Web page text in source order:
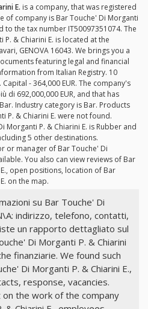
E. is a company, that was registered
of company is Bar Touche' Di Morganti
to the tax number IT50097351074. The
& Chiarini E. is located at the
GENOVA 16043. We brings you a
featuring legal and financial
from Italian Registry. 10
- 364,000 EUR. The company's
di 692,000,000 EUR, and that has
Industry category is Bar. Products
P. & Chiarini E. were not found.
Morganti P. & Chiarini E. is Rubber and
5 other destinations.
or manager of Bar Touche' Di
You also can view reviews of Bar
open positions, location of Bar
on the map.
su Bar Touche' Di
indirizzo, telefono, contatti,
un rapporto dettagliato sul
Di Morganti P. & Chiarini
finanziarie. We found such
Di Morganti P. & Chiarini E.,
response, vacancies.
the work of the company